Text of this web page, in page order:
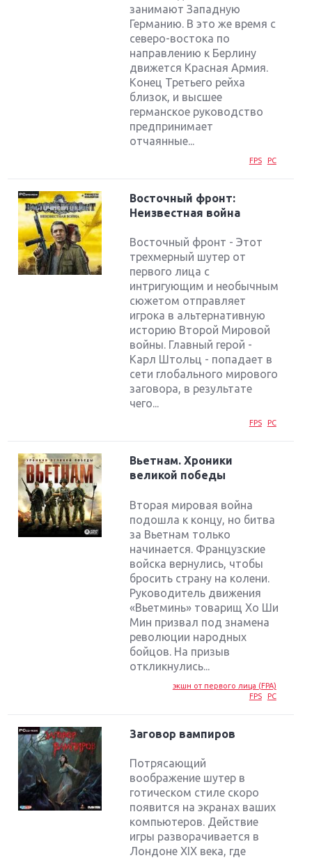
занимают Западную
Германию. В это же время с
северо-востока по
направлению к Берлину
движется Красная Армия.
Конец Третьего рейха
близок, и высшее
германское руководство
предпринимает
отчаянные...
FPS PC
Восточный фронт:
Неизвестная война
Восточный фронт - Этот
трехмерный шутер от
первого лица с
интригующим и необычным
сюжетом отправляет
игрока в альтернативную
историю Второй Мировой
войны. Главный герой -
Карл Штольц - попадает в
сети глобального мирового
заговора, в результате
чего...
FPS PC
Вьетнам. Хроники
великой победы
Вторая мировая война
подошла к концу, но битва
за Вьетнам только
начинается. Французские
войска вернулись, чтобы
бросить страну на колени.
Руководитель движения
«Вьетминь» товарищ Хо Ши
Мин призвал под знамена
революции народных
бойцов. На призыв
откликнулись...
экшн от первого лица (FPA)
FPS
PC
Заговор вампиров
Потрясающий
воображение шутер в
готическом стиле скоро
появится на экранах ваших
компьютеров. Действие
игры разворачивается в
Лондоне XIX века, где